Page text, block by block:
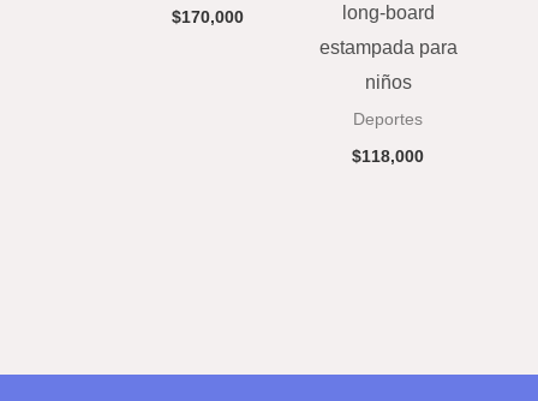
$170,000
long-board
estampada para
niños
Deportes
$118,000